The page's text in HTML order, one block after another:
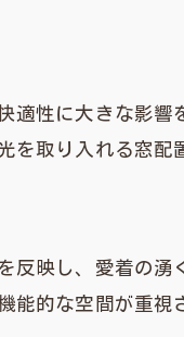
性に大きな影
取り入れる窓
映し、愛着の
的な空間が重